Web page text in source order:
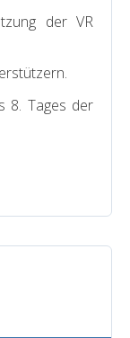
der VR
8. Tages der